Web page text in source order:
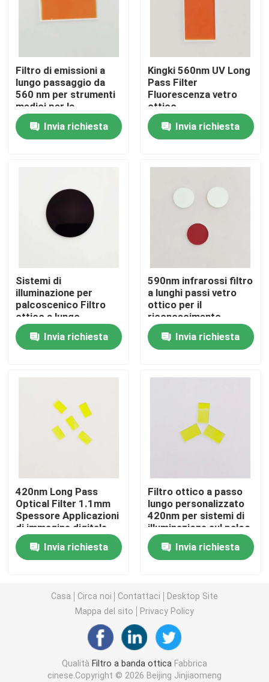
Casa
Prodotti
Video
Fatory Tour
Contattaci
Richiedere un preventivo
Filtro a banda fluorescente
Filtro di banda IR
Filtro di passaggio a banda UV
ITO vetro di protezione elettromagnetica
Filtri per analizzatori biochimici
Filtro di banda visibile
Filtro ottico a lungo passaggio
Filtro ottico a corto passaggio
Filtro di emissioni a
lungo passaggio da
560 nm per strumenti
medici per la
deposizione
Invia richiesta
Kingki 560nm UV Long
Pass Filter
Fluorescenza vetro
ottico
Invia richiesta
Sistemi di
illuminazione per
palcoscenico Filtro
ottico a lungo
passaggio 750nm 1,1
mm di spessore
Invia richiesta
590nm infrarossi filtro
a lunghi passi vetro
ottico per il
riconoscimento
dell'iride
Invia richiesta
420nm Long Pass
Optical Filter 1.1mm
Spessore Applicazioni
di immagine digitale
Invia richiesta
Filtro ottico a passo
lungo personalizzato
420nm per sistemi di
illuminazione sul palco
Invia richiesta
Casa Circa noi Contattaci
Desktop Site
Mappa del sito
Privacy Policy
Qualità Filtro a banda ottica Fabbrica
cinese.Copyright © 2026 Beijing Jinjiaomeng